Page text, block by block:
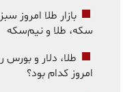
بازار طلا
سکه، طلا و نیم‌سکه
طلا، دلار و بورس
امروز کدام بود؟